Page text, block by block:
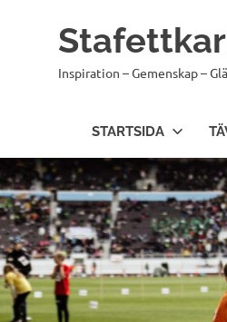
Inspiration – Gemenskap –
STARTSIDA